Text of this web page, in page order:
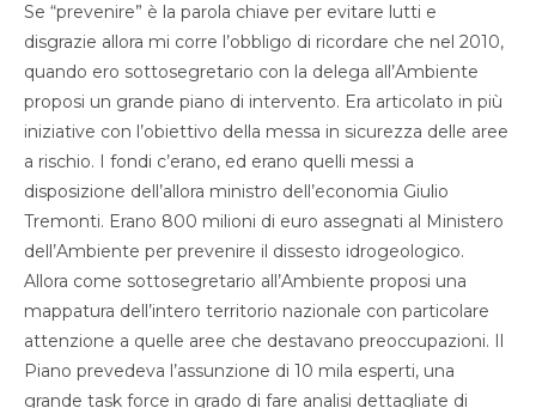
Se “prevenire” è la parola chiave per evitare lutti e
disgrazie allora mi corre l’obbligo di ricordare che nel 2010,
quando ero sottosegretario con la delega all’Ambiente
proposi un grande piano di intervento. Era articolato in più
iniziative con l’obiettivo della messa in sicurezza delle aree
a rischio. I fondi c’erano, ed erano quelli messi a
disposizione dell’allora ministro dell’economia Giulio
Tremonti. Erano 800 milioni di euro assegnati al Ministero
dell’Ambiente per prevenire il dissesto idrogeologico.
Allora come sottosegretario all’Ambiente proposi una
mappatura dell’intero territorio nazionale con particolare
attenzione a quelle aree che destavano preoccupazioni. Il
Piano prevedeva l’assunzione di 10 mila esperti, una
grande task force in grado di fare analisi dettagliate di